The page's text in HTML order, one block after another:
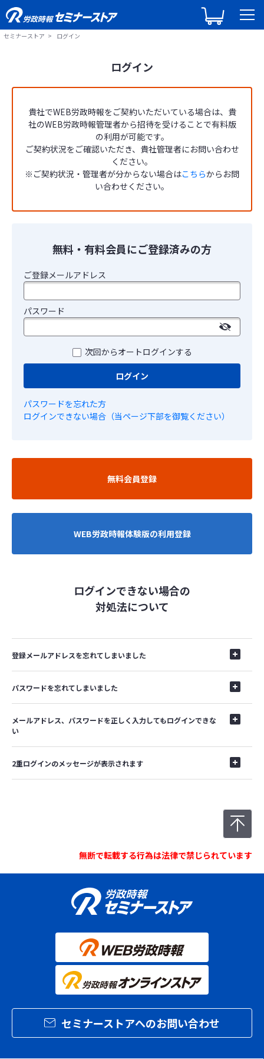
セミナーストア ログイン
ログイン
貴社でWEB労政時報をご契約いただいている場合は、貴
社のWEB労政時報管理者から招待を受けることで有料版
の利用が可能です。
ご契約状況をご確認いただき、貴社管理者にお問い合わせ
ください。
※ご契約状況・管理者が分からない場合はこちらからお問
い合わせください。
無料・有料会員にご登録済みの方
ご登録メールアドレス
パスワード
次回からオートログインする
ログイン
パスワードを忘れた方
ログインできない場合（当ページ下部を御覧ください）
無料会員登録
WEB労政時報体験版の利用登録
ログインできない場合の
対処法について
登録メールアドレスを忘れてしまいました
パスワードを忘れてしまいました
メールアドレス、パスワードを正しく入力してもログインできな
い
2重ログインのメッセージが表示されます
無断で転載する行為は法律で禁じられています
セミナーストアへのお問い合わせ